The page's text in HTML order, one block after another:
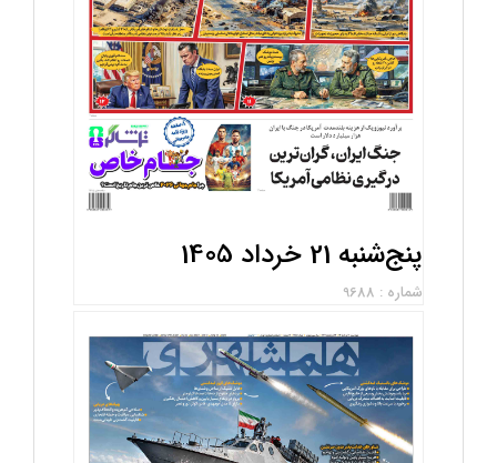
پنج‌شنبه 21 خرداد 1405
شماره : 9688